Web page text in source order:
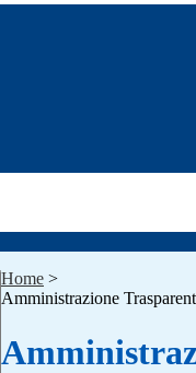
Home >
Amministrazione